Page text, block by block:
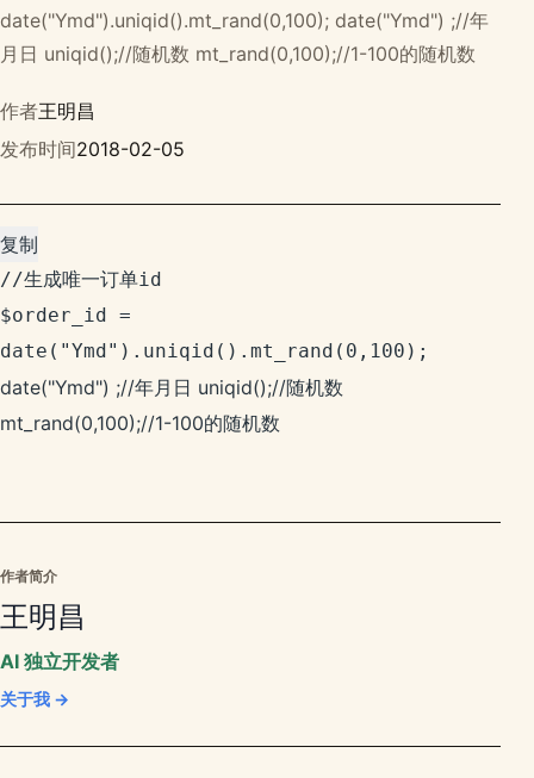
date("Ymd").uniqid().mt_rand(0,100); date("Ymd") ;//年
月日 uniqid();//随机数 mt_rand(0,100);//1-100的随机数
作者王明昌
发布时间2018-02-05
复制
//生成唯一订单id
$order_id =
date("Ymd").uniqid().mt_rand(0,100);
date("Ymd") ;//年月日 uniqid();//随机数
mt_rand(0,100);//1-100的随机数
作者简介
王明昌
AI 独立开发者
关于我 →